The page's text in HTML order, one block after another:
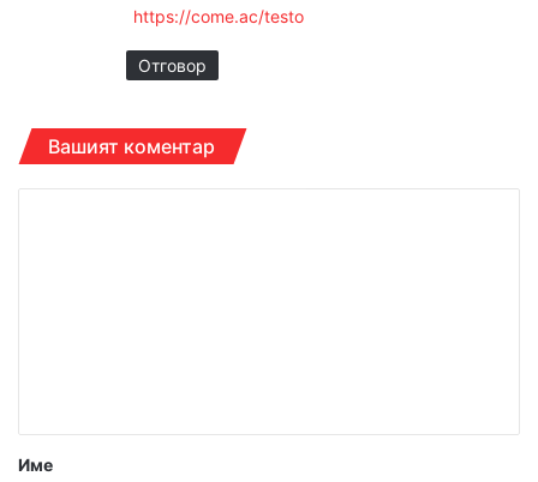
https://come.ac/testo
Отговор
Вашият коментар
р
Име